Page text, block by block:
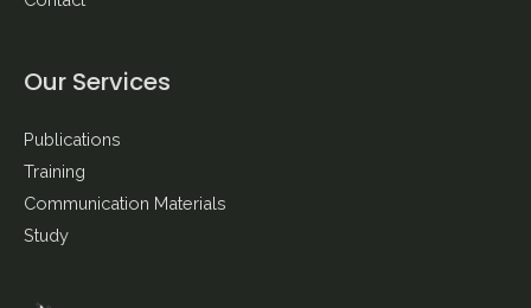
Our Services
Publications
Training
Communication Materials
Study